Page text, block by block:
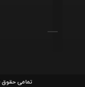
تمامی